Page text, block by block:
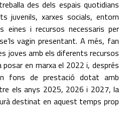
des dels espais quotidians
juvenils, xarxes socials, entorn
i recursos necessaris per
vagin presentant. A més, fan
joves amb els diferents recursos
en marxa el 2022 i, després
fons de prestació dotat amb
els anys 2025, 2026 i 2027, la
destinat en aquest temps prop